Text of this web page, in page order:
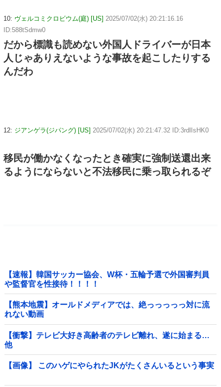
10: ヴェルコミクロビウム(庭) [US] 2025/07/02(水) 20:21:16.16
ID:588tSdmw0
だから標識も読めない外国人ドライバーが日本
人じゃありえないような事故を起こしたりする
んだわ
12: ジアンゲラ(ジパング) [US] 2025/07/02(水) 20:21:47.32 ID:3rdlIsHK0
移民が働かなくなったとき確実に強制送還出来
るようにならないと不法移民に乗っ取られるぞ
【速報】韓国サッカー協会、W杯・五輪予選で外国審判員
や監督官を性接待！！！！
【熊本地震】オールドメディアでは、絶っっっっっ対に流
れない動画
【衝撃】テレビ大好き高齢者のテレビ離れ、遂に始まる…
他
【画像】 このハゲにやられたJKがたくさんいるという事実